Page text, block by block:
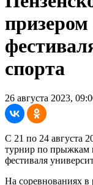
спорта
26 августа 2023,
С 21 по 24 августа
турнир по прыжкам
фестиваля
На соревнованиях в